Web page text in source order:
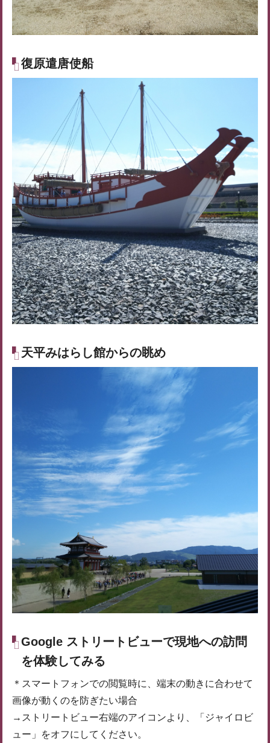
復原遣唐使船
天平みはらし館からの眺め
Google ストリートビューで現地への訪問
を体験してみる
＊スマートフォンでの閲覧時に、端末の動きに合わせて
画像が動くのを防ぎたい場合
→ストリートビュー右端のアイコンより、「ジャイロビ
ュー」をオフにしてください。